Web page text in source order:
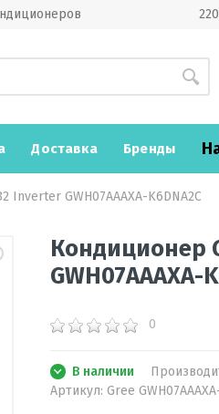
Доставка Бренды
Inverter GWH07АААХА-K6DNA2С
Кондиционер
GWH07АААХА-
0
В наличии
Артикул: Gree